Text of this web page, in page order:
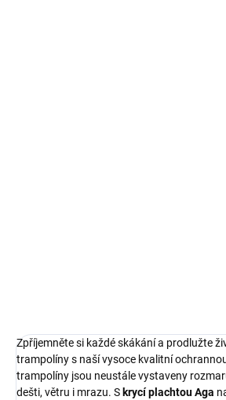
Zpříjemněte si každé skákání a prodlužte
trampolíny s naší vysoce kvalitní
trampolíny jsou neustále vystaveny
dešti, větru i mrazu. S krycí plachtou Aga